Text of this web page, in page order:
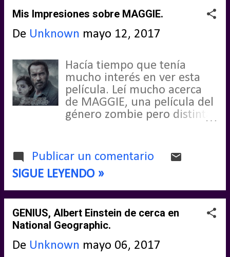
PASAJERO. Para conmemorar
este nuevo estreno me lanzo
con un especial repaso de la
por el universo ALIEN?
Mis Impresiones sobre MAGGIE.
De Unknown mayo 12, 2017
Hacía tiempo que tenía
mucho interés en ver esta
película. Leí mucho acerca
de MAGGIE, una película del
género zombie pero distinta
mentir, la participación de
Arnold Schawarzenegger en
un drama con zombies y a la
vez una cinta de cine de
autor, era una combinación
que me llamaba muchísimo.
Cosas de la vida tardé
mucho en disfrutarla, algo
que empieza a ser común en
Publicar un comentario
SIGUE LEYENDO »
GENIUS, Albert Einstein de cerca en
National Geographic.
De Unknown mayo 06, 2017